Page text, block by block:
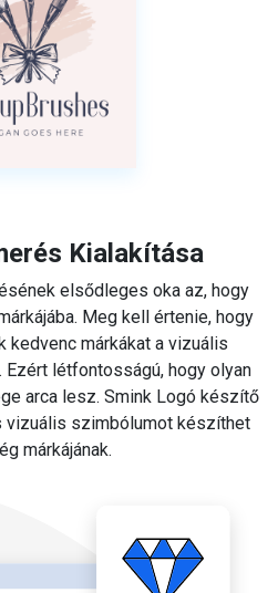
Kialakítása
elsődleges oka az, hogy
Meg kell értenie, hogy
márkákat a vizuális
létfontosságú, hogy olyan
arca lesz. Smink Logó készítő
szimbólumot készíthet
márkájának.